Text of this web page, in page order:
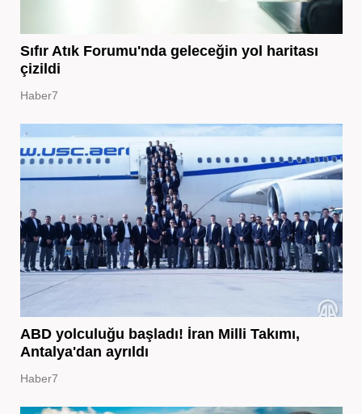
Sıfır Atık Forumu'nda geleceğin yol haritası
çizildi
Haber7
ABD yolculuğu başladı! İran Milli Takımı,
Antalya'dan ayrıldı
Haber7